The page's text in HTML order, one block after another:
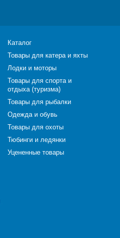
Каталог
Товары для катера и яхты
Лодки и моторы
Товары для спорта и
отдыха (туризма)
Товары для рыбалки
Одежда и обувь
Товары для охоты
Тюбинги и ледянки
Уцененные товары